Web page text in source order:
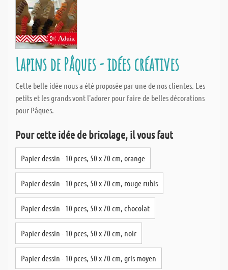
Lapins de Pâques - idées créatives
Cette belle idée nous a été proposée par une de nos clientes. Les
petits et les grands vont l'adorer pour faire de belles décorations
pour Pâques.
Pour cette idée de bricolage, il vous faut
Papier dessin - 10 pces, 50 x 70 cm, orange
Papier dessin - 10 pces, 50 x 70 cm, rouge rubis
Papier dessin - 10 pces, 50 x 70 cm, chocolat
Papier dessin - 10 pces, 50 x 70 cm, noir
Papier dessin - 10 pces, 50 x 70 cm, gris moyen